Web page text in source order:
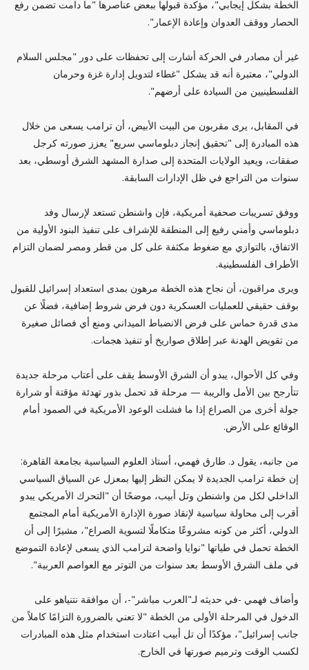
الخطة بشكل إيجابي"، مؤكدة قبولها ببعض عناصرها "ما دامت تضمن رفع
الحصار ووقف العدوان وإعادة الإعمار".
غير أن مصادر في الحركة أشارت إلى تحفظات على دور "مجلس السلام
الدولي"، معتبرة أنه قد يشكل "غطاء لتدويل إدارة غزة وحرمان
الفلسطينيين من السيادة على أرضهم".
في المقابل، يرى مقربون من البيت الأبيض، أن ترامب يسعى من خلال
هذه المبادرة إلى "تحقيق إنجاز دبلوماسي سريع" يعزز صورته كرجل
صفقات، ويعيد الولايات المتحدة إلى صدارة المشهد الشرق أوسطي، بعد
سنوات من التراجع في ظل الإدارات السابقة.
ووفق تسريبات صحفية أمريكية، فإن واشنطن تستعد لإرسال وفد
دبلوماسي وأمني رفيع إلى المنطقة للإشراف على تنفيذ البنود الأولية من
الاتفاق، بالتوازي مع ضغوط مكثفة على كل من قطر ومصر لضمان التزام
الأطراف الفلسطينية.
ويرى مراقبون، أن نجاح هذه الخطة مرهون بمدى استعداد إسرائيل للقبول
بوقف حقيقي للعمليات العسكرية دون فرض شروط إضافية، فضلًا عن
مدى قدرة حماس على فرض الانضباط الميداني ومنع أي فصائل صغيرة
من تقويض الهدنة عبر إطلاق صواريخ أو تنفيذ هجمات.
وفي كل الأحوال، يبدو أن الشرق الأوسط يقف على أعتاب مرحلة جديدة
تتأرجح بين الأمل والريبة — مرحلة قد تحمل بذور تهدئة مؤقتة أو شرارة
جولة أخرى من الصراع إذا ما فشلت الوعود الأمريكية في الصمود أمام
الوقائع على الأرض.
من جانبه، يقول د. طارق فهمي، أستاذ العلوم السياسية بجامعة القاهرة:
إن خطة ترامب الجديدة لا يمكن النظر إليها بمعزل عن السياق السياسي
الداخلي لكل من واشنطن وتل أبيب، موضحًا أن "التحرك الأمريكي يبدو
أقرب إلى محاولة سياسية لإنقاذ صورة الإدارة الأمريكية أمام المجتمع
الدولي، أكثر من كونه مشروعًا متكاملًا لتسوية الصراع"، مشيرًا إلى أن
الخطة تحمل في طياتها "نوايا واضحة لترامب الذي يسعى لإعادة التموضع
في ملف الشرق الأوسط بعد سنوات من التوتر مع العواصم العربية".
وأضاف فهمي -في حديثه لـ"العرب مباشر"-، أن موافقة نتنياهو على
الدخول في المرحلة الأولى من الخطة "لا تعني بالضرورة التزامًا كاملاً من
جانب إسرائيل"، مؤكدًا أن تل أبيب اعتادت استخدام مثل هذه المبادرات
لكسب الوقت وترميم صورتها في الخارج.